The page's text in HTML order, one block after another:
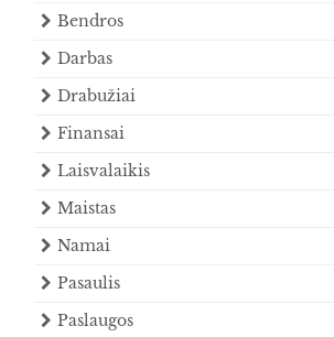
Bendros
Darbas
Drabužiai
Finansai
Laisvalaikis
Maistas
Namai
Pasaulis
Paslaugos